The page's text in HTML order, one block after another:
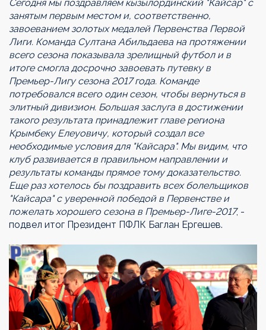
Сегодня мы поздравляем кызылординский "Кайсар" с
занятым первым местом и, соответственно,
завоеванием золотых медалей Первенства Первой
Лиги. Команда Султана Абильдаева на протяжении
всего сезона показывала зрелищный футбол и в
итоге смогла досрочно завоевать путевку в
Премьер-Лигу сезона 2017 года. Команде
потребовался всего один сезон, чтобы вернуться в
элитный дивизион. Большая заслуга в достижении
такого результата принадлежит главе региона
Крымбеку Елеуовичу, который создал все
необходимые условия для "Кайсара". Мы видим, что
клуб развивается в правильном направлении и
результаты команды прямое тому доказательство.
Еще раз хотелось бы поздравить всех болельщиков
"Кайсара" с уверенной победой в Первенстве и
пожелать хорошего сезона в Премьер-Лиге-2017, -
подвел итог Президент ПФЛК Баглан Ергешев.